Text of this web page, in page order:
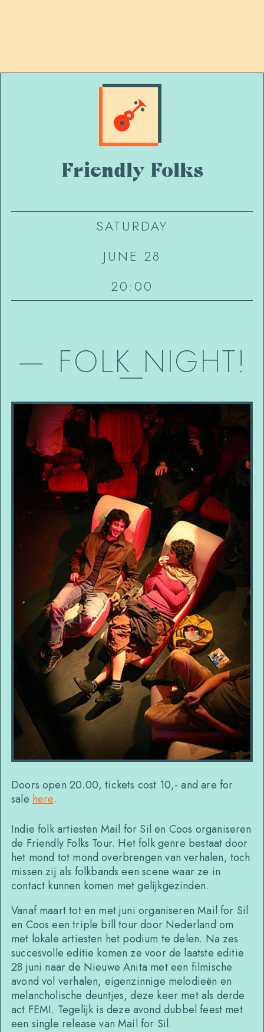
Friendly Folks
SATURDAY
JUNE 28
20:00
— FOLK NIGHT!
—
Doors open 20.00, tickets cost 10,- and are for
sale here.
Indie folk artiesten Mail for Sil en Coos organiseren
de Friendly Folks Tour. Het folk genre bestaat door
het mond tot mond overbrengen van verhalen, toch
missen zij als folkbands een scene waar ze in
contact kunnen komen met gelijkgezinden.
Vanaf maart tot en met juni organiseren Mail for Sil
en Coos een triple bill tour door Nederland om
met lokale artiesten het podium te delen. Na zes
succesvolle editie komen ze voor de laatste editie
28 juni naar de Nieuwe Anita met een filmische
avond vol verhalen, eigenzinnige melodieën en
melancholische deuntjes, deze keer met als derde
act FEMI. Tegelijk is deze avond dubbel feest met
een single release van Mail for Sil.